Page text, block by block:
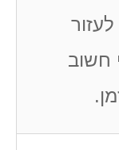
חשוב